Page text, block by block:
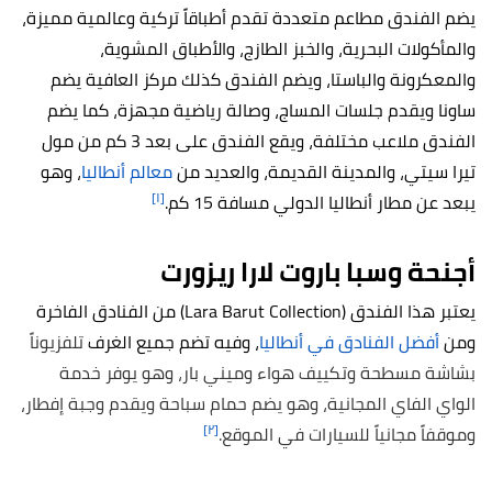
يضم الفندق مطاعم متعددة تقدم أطباقاً تركية وعالمية مميزة،
والمأكولات البحرية، والخبز الطازج، والأطباق المشوية،
والمعكرونة والباستا، ويضم الفندق كذلك مركز العافية يضم
ساونا ويقدم جلسات المساج، وصالة رياضية مجهزة، كما يضم
الفندق ملاعب مختلفة، ويقع الفندق على بعد 3 كم من مول
تيرا سيتي، والمدينة القديمة، والعديد منمعالم أنطاليا، وهو
يبعد عن مطار أنطاليا الدولي مسافة 15 كم.
[١]
أجنحة وسبا باروت لارا ريزورت
يعتبر هذا الفندق (Lara Barut Collection) من الفنادق الفاخرة
ومنأفضل الفنادق في أنطاليا، وفيه تضم جميع الغرفتلفزيوناً
بشاشة مسطحة وتكييف هواء وميني بار، وهو يوفر خدمة
الواي الفاي المجانية، وهو يضم حمام سباحة ويقدم وجبة إفطار،
وموقفاً مجانياً للسيارات في الموقع.[٢]